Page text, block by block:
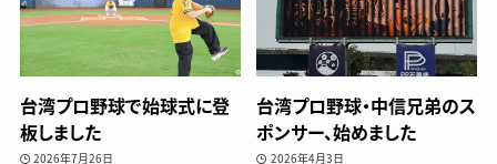
台湾プロ野球で始球式に登
板しました
2026年7月26日
台湾プロ野球・中信兄弟のス
ポンサー、始めました
2026年4月3日